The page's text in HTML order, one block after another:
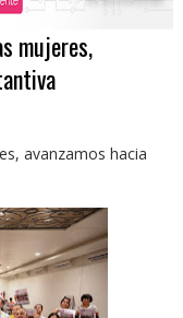
mujeres,
avanzamos hacia